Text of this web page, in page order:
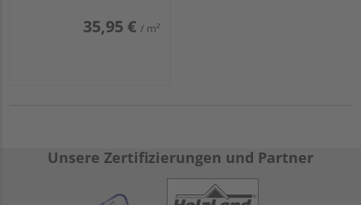
35,95 € / m²
Unsere Zertifizierungen und Partner